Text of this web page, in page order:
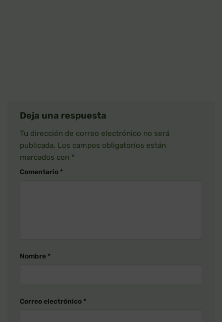
Deja una respuesta
Tu dirección de correo electrónico no será
publicada. Los campos obligatorios están
marcados con *
Comentario *
Nombre *
Correo electrónico *